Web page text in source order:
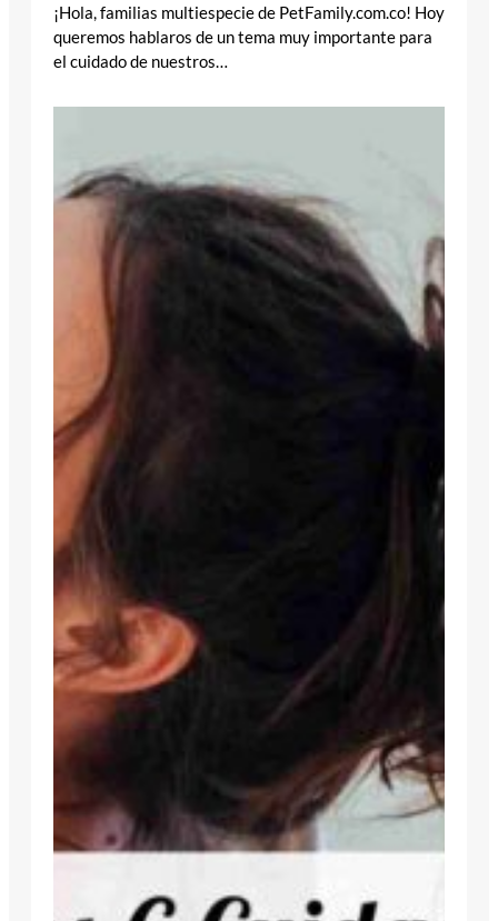
¡Hola, familias multiespecie de PetFamily.com.co! Hoy
queremos hablaros de un tema muy importante para
el cuidado de nuestros…